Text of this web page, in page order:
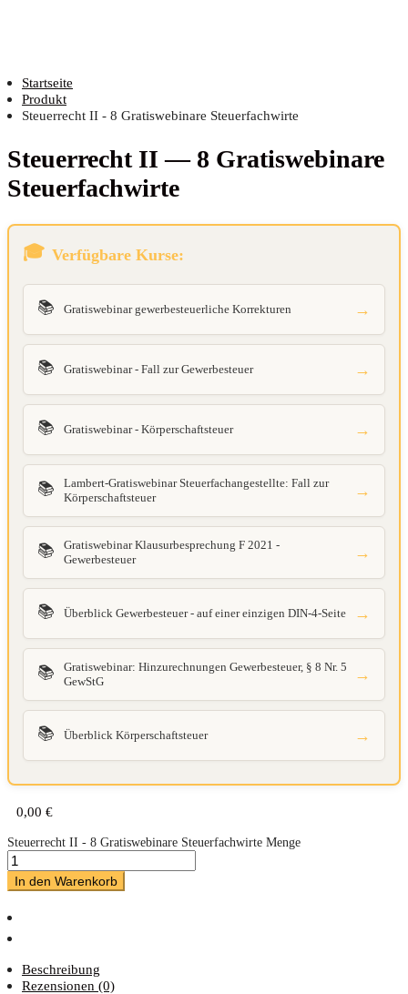
Startseite
Produkt
Steuerrecht II - 8 Gratiswebinare Steuerfachwirte
Steu­er­recht II — 8 Gra­tis­web­i­na­re
Steuerfachwirte
Verfügbare Kurse:
📚 Gratiswebinar gewerbesteuerliche Korrekturen →
📚 Gratiswebinar - Fall zur Gewerbesteuer →
📚 Gratiswebinar - Körperschaftsteuer →
📚
Lambert-Gratiswebinar Steuerfachangestellte: Fall zur
Körperschaftsteuer
→
📚
Gratiswebinar Klausurbesprechung F 2021 -
Gewerbesteuer
→
📚 Überblick Gewerbesteuer - auf einer einzigen DIN-4-Seite →
📚
Gratiswebinar: Hinzurechnungen Gewerbesteuer, § 8 Nr. 5
GewStG
→
📚 Überblick Körperschaftsteuer →
0,00 €
Steuerrecht II - 8 Gratiswebinare Steuerfachwirte Menge
In den Warenkorb
Beschreibung
Rezensionen (0)